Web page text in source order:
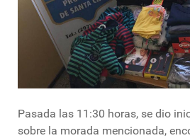
Pasada las 11:30 horas, se dio
sobre la morada mencionada,